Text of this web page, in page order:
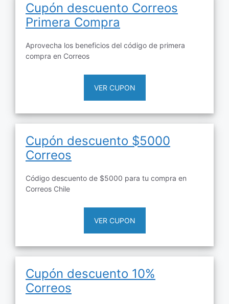
Cupón descuento Correos
Primera Compra
Aprovecha los beneficios del código de primera
compra en Correos
VER CUPON
Cupón descuento $5000
Correos
Código descuento de $5000 para tu compra en
Correos Chile
VER CUPON
Cupón descuento 10%
Correos